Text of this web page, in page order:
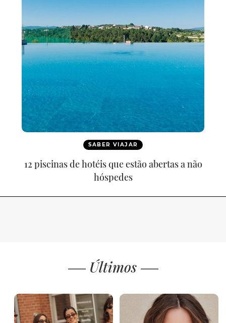
SABER VIAJAR
12 piscinas de hotéis que estão abertas a não
hóspedes
Últimos